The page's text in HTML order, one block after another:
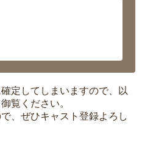
定してしまいますので、以
覧ください。
、ぜひキャスト登録よろし